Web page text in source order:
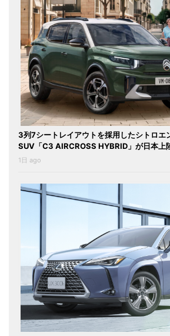
3列7シートレイアウトを採用したシトロエ
SUV「C3 AIRCROSS HYBRID」が日本上
1日 ago